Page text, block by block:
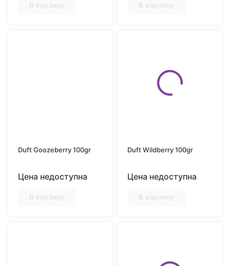
В корзину В корзину
Duft Goozeberry 100gr
Цена недоступна
В корзину
Duft Wildberry 100gr
Цена недоступна
В корзину